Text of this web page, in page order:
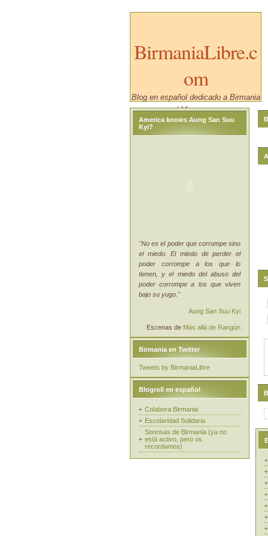
BirmaniaLibre.c
om
Blog en español dedicado a Birmania
/ Myanmar.
America knows Aung San Suu
Kyi?
"No es el poder que corrompe sino
el miedo. El miedo de perder el
poder corrompe a los que lo
tienen, y el miedo del abuso del
poder corrompe a los que viven
bajo su yugo."
Aung San Suu Kyi
Escenas de Más allá de Rangún
Birmania en Twitter
Tweets by BirmaniaLibre
Blogroll en español
Colabora Birmania
Escolaridad Solidaria
Sonrisas de Birmania (ya no
está activo, pero os
recordamos)